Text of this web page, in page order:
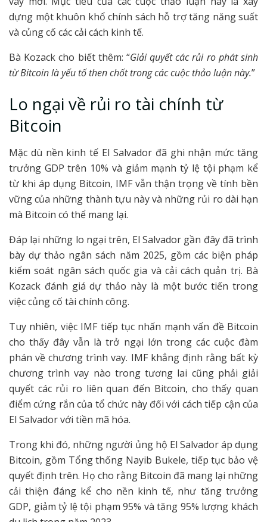
dựng một khuôn khổ chính sách hỗ trợ tăng năng suất
và củng cố các cải cách kinh tế.
Bà Kozack cho biết thêm: “Giải quyết các rủi ro phát sinh
từ Bitcoin là yếu tố then chốt trong các cuộc thảo luận này.”
Lo ngại về rủi ro tài chính từ
Bitcoin
Mặc dù nền kinh tế El Salvador đã ghi nhận mức tăng
trưởng GDP trên 10% và giảm mạnh tỷ lệ tội phạm kể
từ khi áp dụng Bitcoin, IMF vẫn thận trọng về tính bền
vững của những thành tựu này và những rủi ro dài hạn
mà Bitcoin có thể mang lại.
Đáp lại những lo ngại trên, El Salvador gần đây đã trình
bày dự thảo ngân sách năm 2025, gồm các biện pháp
kiểm soát ngân sách quốc gia và cải cách quản trị. Bà
Kozack đánh giá dự thảo này là một bước tiến trong
việc củng cố tài chính công.
Tuy nhiên, việc IMF tiếp tục nhấn mạnh vấn đề Bitcoin
cho thấy đây vẫn là trở ngại lớn trong các cuộc đàm
phán về chương trình vay. IMF khẳng định rằng bất kỳ
chương trình vay nào trong tương lai cũng phải giải
quyết các rủi ro liên quan đến Bitcoin, cho thấy quan
điểm cứng rắn của tổ chức này đối với cách tiếp cận của
El Salvador với tiền mã hóa.
Trong khi đó, những người ủng hộ El Salvador áp dụng
Bitcoin, gồm Tổng thống Nayib Bukele, tiếp tục bảo vệ
quyết định trên. Họ cho rằng Bitcoin đã mang lại những
cải thiện đáng kể cho nền kinh tế, như tăng trưởng
GDP, giảm tỷ lệ tội phạm 95% và tăng 95% lượng khách